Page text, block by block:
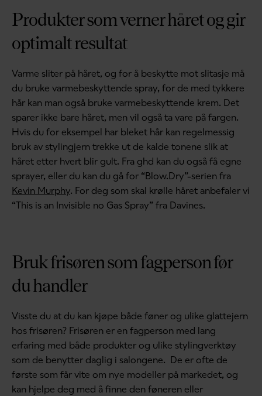
Produkter som verner håret og gir
optimalt resultat
Varme sliter på håret, og for å beskytte mot slitasje må
du bruke varmebeskyttende spray, for de med tykkere
hår kan man også bruke varmebeskyttende krem. Det
sparer ikke bare håret, men vil også ta vare på fargen.
Hvis du for eksempel har bleket hår kan regelmessig
bruk av stylingjern trekke ut de kalde tonene slik at
håret etter hvert blir gult. Fra ghd kan du også få egne
sprayer, eller du kan du gå for “Blow.Dry”-serien fra
Kevin Murphy. For deg som skal krølle håret anbefaler vi
“This is an Invisible no Gas Spray” fra Davines.
Bruk frisøren som fagperson før
du handler
Visste du at du kan kjøpe både føner og ulike glattejern
hos frisøren? Frisøren er en fagperson med lang
erfaring med både produkter og ulike stylingverktøy
som de benytter daglig i salongene. De er ofte de
første som får vite om nye modeller på markedet, og
kan hjelpe deg med å finne den føneren eller